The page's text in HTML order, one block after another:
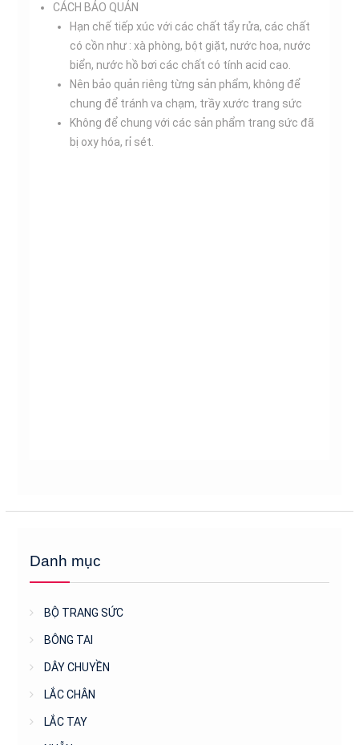
CÁCH BẢO QUẢN
Hạn chế tiếp xúc với các chất tẩy rửa, các chất
có cồn như : xà phòng, bột giặt, nước hoa, nước
biển, nước hồ bơi các chất có tính acid cao.
Nên bảo quản riêng từng sản phẩm, không để
chung để tránh va chạm, trầy xước trang sức
Không để chung với các sản phẩm trang sức đã
bị oxy hóa, rỉ sét.
Danh mục
BỘ TRANG SỨC
BÔNG TAI
DÂY CHUYỀN
LẮC CHÂN
LẮC TAY